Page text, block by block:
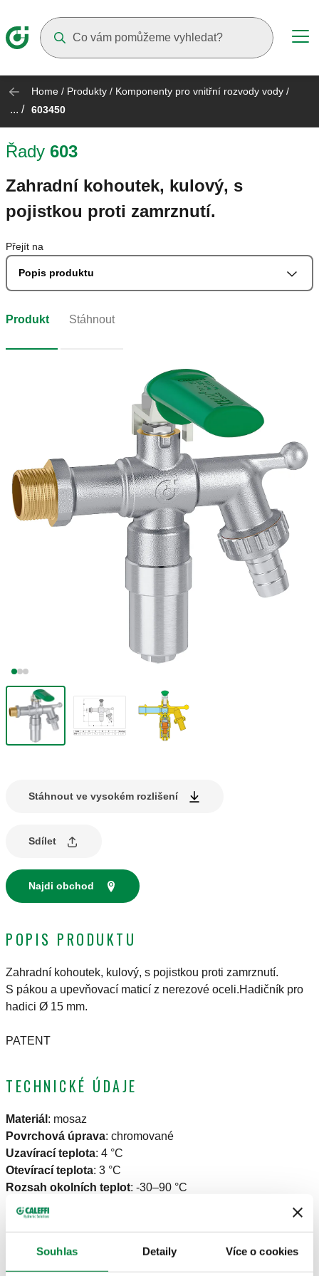
Souhlas Detaily Více o cookies
Home / Produkty / Komponenty pro vnitřní rozvody vody /
... / 603450
Řady 603
Zahradní kohoutek, kulový, s
pojistkou proti zamrznutí.
Přejít na
Popis produktu
Produkt Stáhnout
Stáhnout ve vysokém rozlišení
Sdílet
Najdi obchod
POPIS PRODUKTU
Zahradní kohoutek, kulový, s pojistkou proti zamrznutí.
S pákou a upevňovací maticí z nerezové oceli.Hadičník pro
hadici Ø 15 mm.
PATENT
TECHNICKÉ ÚDAJE
Materiál : mosaz
Povrchová úprava: chromované
Uzavírací teplota: 4 °C
Otevírací teplota: 3 °C
Rozsah okolních teplot: -30–90 °C
Maximální pracovní tlak
NÁKRESY A SPECIFIKACE